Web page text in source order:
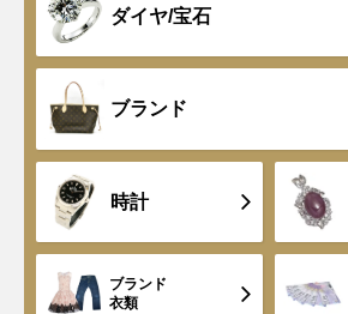
ダイヤ/宝石
ブランド
時計
ブランド
衣類